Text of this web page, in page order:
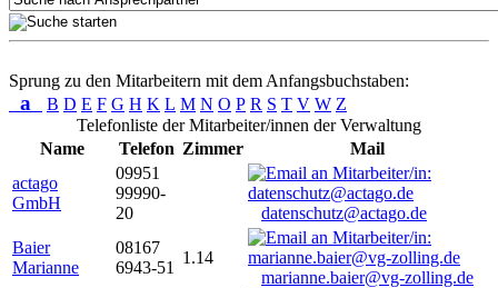
Sprung zu den Mitarbeitern mit dem Anfangsbuchstaben:
a B D E F G H K L M N O P R S T V W Z
Telefonliste der Mitarbeiter/innen der Verwaltung
Name
Telefon Zimmer
Mail
actago
GmbH
09951
99990-
20
datenschutz@actago.de
Baier
Marianne
08167
6943-51
1.14
marianne.baier@vg-zolling.de